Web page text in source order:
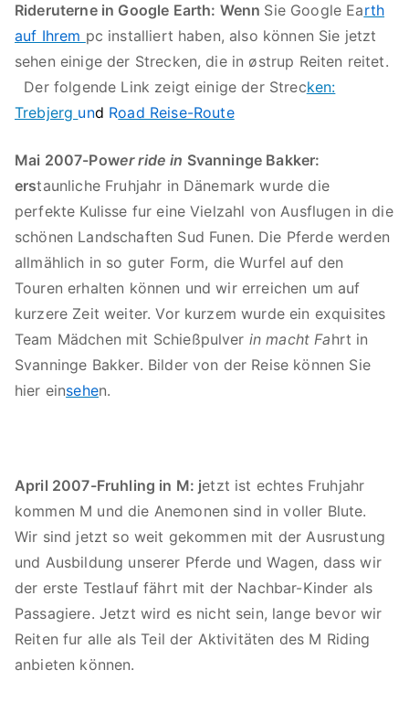
Rideruterne in Google Earth: Wenn Sie Google Earth
auf Ihrem pc installiert haben, also können Sie jetzt
sehen einige der Strecken, die in østrup Reiten reitet.
Der folgende Link zeigt einige der Strecken:
Trebjerg und Road Reise-Route
Mai 2007-Power ride in Svanninge Bakker:
erstaunliche Fruhjahr in Dänemark wurde die
perfekte Kulisse fur eine Vielzahl von Ausflugen in die
schönen Landschaften Sud Funen. Die Pferde werden
allmählich in so guter Form, die Wurfel auf den
Touren erhalten können und wir erreichen um auf
kurzere Zeit weiter. Vor kurzem wurde ein exquisites
Team Mädchen mit Schießpulver in macht Fahrt in
Svanninge Bakker. Bilder von der Reise können Sie
hier einsehen.
April 2007-Fruhling in M: jetzt ist echtes Fruhjahr
kommen M und die Anemonen sind in voller Blute.
Wir sind jetzt so weit gekommen mit der Ausrustung
und Ausbildung unserer Pferde und Wagen, dass wir
der erste Testlauf fährt mit der Nachbar-Kinder als
Passagiere. Jetzt wird es nicht sein, lange bevor wir
Reiten fur alle als Teil der Aktivitäten des M Riding
anbieten können.